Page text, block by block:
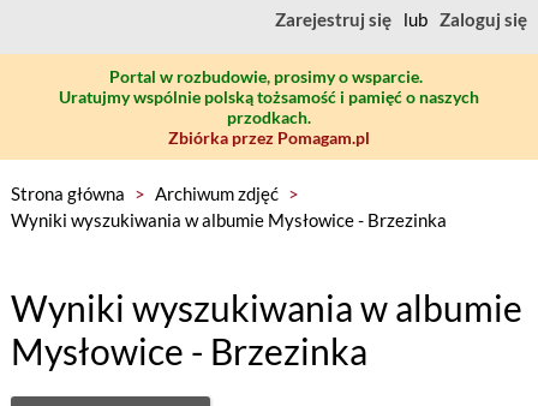
Zarejestruj się lub Zaloguj się
Portal w rozbudowie, prosimy o wsparcie.
Uratujmy wspólnie polską tożsamość i pamięć o naszych
przodkach.
Zbiórka przez Pomagam.pl
Strona główna > Archiwum zdjęć >
Wyniki wyszukiwania w albumie Mysłowice - Brzezinka
Wyniki wyszukiwania w albumie
Mysłowice - Brzezinka